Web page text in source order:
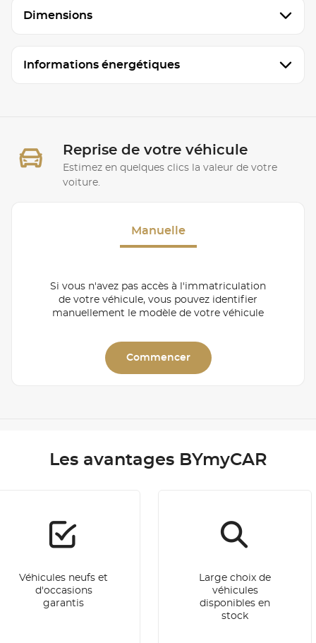
Dimensions
Informations énergétiques
Reprise de votre véhicule
Estimez en quelques clics la valeur de votre
voiture.
Manuelle
Si vous n'avez pas accès à l'immatriculation
de votre véhicule, vous pouvez identifier
manuellement le modèle de votre véhicule
Commencer
Les avantages BYmyCAR
Véhicules neufs et
d'occasions
garantis
Large choix de
véhicules
disponibles en
stock